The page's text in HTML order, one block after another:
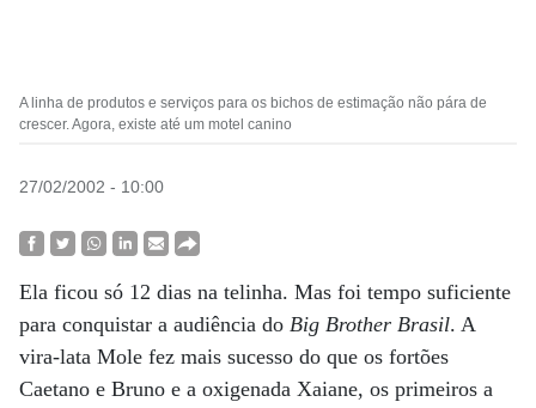
A linha de produtos e serviços para os bichos de estimação não pára de
crescer. Agora, existe até um motel canino
27/02/2002 - 10:00
Ela ficou só 12 dias na telinha. Mas foi tempo suficiente
para conquistar a audiência do Big Brother Brasil. A
vira-lata Mole fez mais sucesso do que os fortões
Caetano e Bruno e a oxigenada Xaiane, os primeiros a